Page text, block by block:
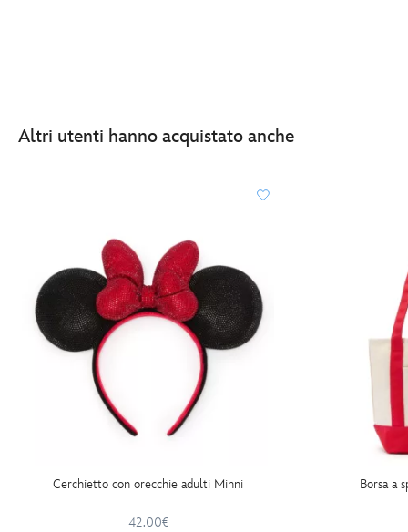
Altri utenti hanno acquistato anche
Cerchietto con orecchie adulti Minni
42.00€
Borsa a